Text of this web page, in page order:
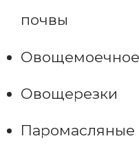
почвы
Овощерезки
Паромасляные